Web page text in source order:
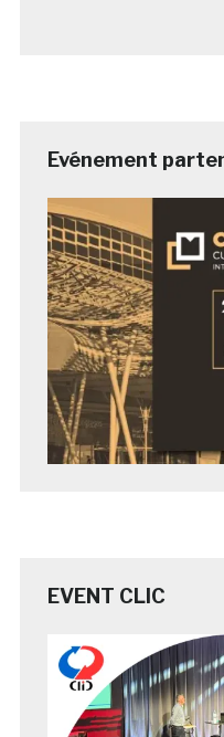
Evénement
EVENT CLIC